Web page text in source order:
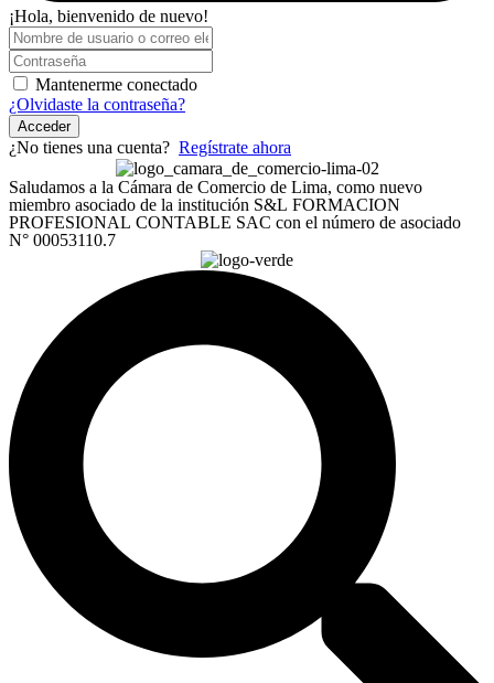
¡Hola, bienvenido de nuevo!
Mantenerme conectado
¿Olvidaste la contraseña?
Acceder
¿No tienes una cuenta? Regístrate ahora
Saludamos a la Cámara de Comercio de Lima, como nuevo
miembro asociado de la institución S&L FORMACION
PROFESIONAL CONTABLE SAC con el número de asociado
N° 00053110.7